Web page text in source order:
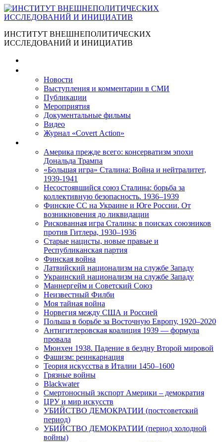
ИНСТИТУТ ВНЕШНЕПОЛИТИЧЕСКИХ
ИССЛЕДОВАНИЙ И ИНИЦИАТИВ
Новости
Выступления и коммента­рии в СМИ
Публикации
Мероприятия
Документальные фильмы
Видео
Журнал «Covert Action»
Америка прежде всего: консерватизм эпохи
Дональда Трампа
«Большая игра» Сталина: Война и нейтралитет,
1939-1941
Несостоявшийся союз Сталина: борьба за
коллективную безопасность. 1936–1939
Финские СС на Украине и Юге России. От
возникновения до ликвидации
Рискованная игра Сталина: в поисках союзников
против Гитлера, 1930–1936
Старые нацисты, новые правые и
Республиканская партия
Финская война
Латвийский национализм на службе Западу
Украинский национализм на службе Западу
Маннергейм и Советский Союз
Неизвестный Филби
Моя тайная война
Норвегия между США и Россией
Польша в борьбе за Восточную Европу, 1920–2020
Антигитлеровская коалиция 1939 — формула
провала
Мюнхен 1938. Падение в бездну Второй мировой
Фашизм: реинкарнация
Теория искусства в Италии 1450–1600
Грязные войны
Blackwater
Смертоносный экспорт Америки – демократия
ЦРУ и мир искусств
УБИЙСТВО ДЕМОКРАТИИ (постсоветский
период)
УБИЙСТВО ДЕМОКРАТИИ (период холодной
войны)